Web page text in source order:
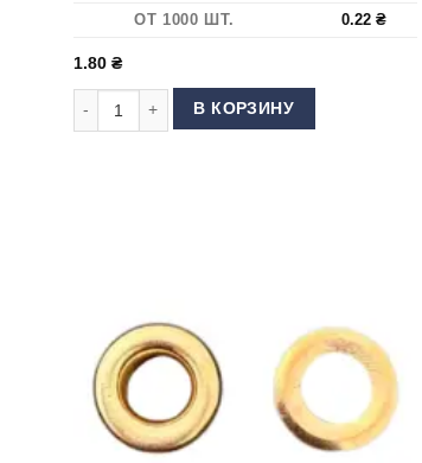
ОТ 1000 ШТ.
0.22₴
1.80 ₴
Количество товара Люверс Блочка 6 мм
В КОРЗИНУ